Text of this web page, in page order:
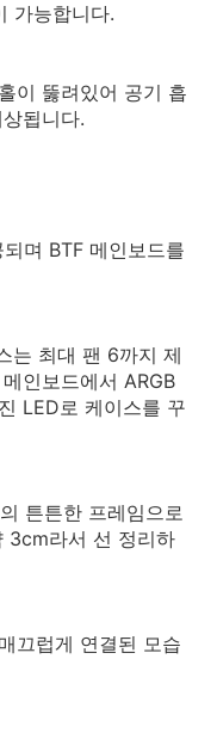
가능합니다.
이 뚫려있어 공기 흡
됩니다.
며 BTF 메인보드를
는 최대 팬 6까지 제
인보드에서 ARGB
LED로 케이스를 꾸
튼튼한 프레임으로
3cm라서 선 정리하
끄럽게 연결된 모습